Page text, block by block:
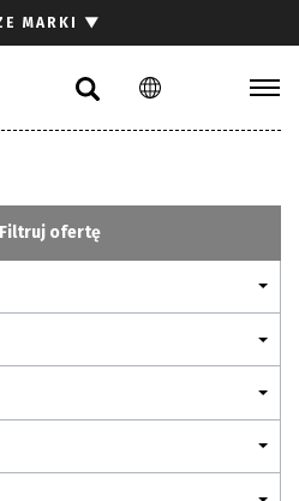
PL EN
MARKI ▼
Filtruj ofertę
kupić
do pobrania
i odpowiedzi
z akcjonariuszami